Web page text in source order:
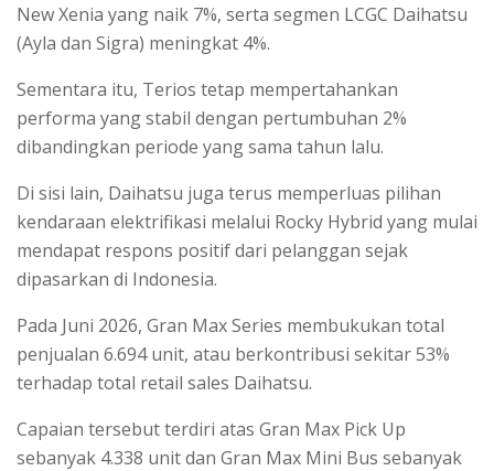
New Xenia yang naik 7%, serta segmen LCGC Daihatsu
(Ayla dan Sigra) meningkat 4%.
Sementara itu, Terios tetap mempertahankan
performa yang stabil dengan pertumbuhan 2%
dibandingkan periode yang sama tahun lalu.
Di sisi lain, Daihatsu juga terus memperluas pilihan
kendaraan elektrifikasi melalui Rocky Hybrid yang mulai
mendapat respons positif dari pelanggan sejak
dipasarkan di Indonesia.
Pada Juni 2026, Gran Max Series membukukan total
penjualan 6.694 unit, atau berkontribusi sekitar 53%
terhadap total retail sales Daihatsu.
Capaian tersebut terdiri atas Gran Max Pick Up
sebanyak 4.338 unit dan Gran Max Mini Bus sebanyak